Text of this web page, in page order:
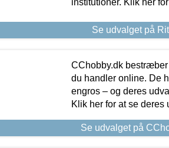
Se udvalget på
CChobby.dk
du handler online. De
engros – og deres
Klik her for at se deres
Se udvalget på